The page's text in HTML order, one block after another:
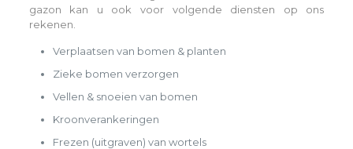
gazon kan u ook voor volgende diensten op ons
rekenen.
Verplaatsen van bomen & planten
Zieke bomen verzorgen
Vellen & snoeien van bomen
Kroonverankeringen
Frezen (uitgraven) van wortels